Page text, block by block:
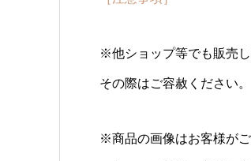
※他ショップ等でも販売
その際はご容赦ください。
※商品の画像はお客様が